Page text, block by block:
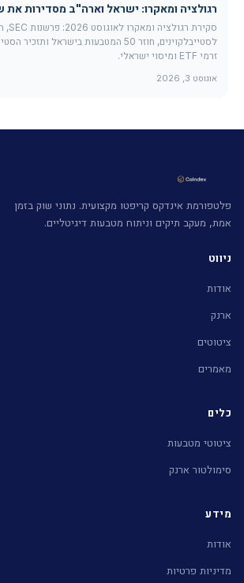
רגולציה ומאקרו: ישראל וארה"ב מסדירות את
לסטייבלקוינים, חוזר 50 המטבעות בישראל
זרמי ETF ומיסוי ישראלי.
אוגוסט 3, 2026
פלטפורמת אינדקס קריפטו מקצועית. נתוני שוק בזמן
אמת, מעקב תיקים וניתוח מטבעות דיגיטליים.
ניווט
אודות
ארנק
ציטוטים
מאמרים
כלים
ציטוטי מטבעות
סימולטור ארנק
מידע
אודות
מדיניות פרטיות